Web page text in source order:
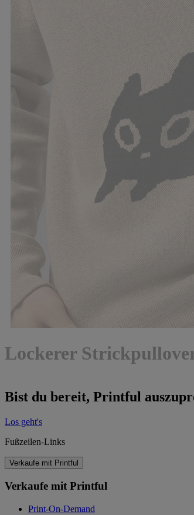
Lockerer
Bist du bereit, Printful
Los geht's
Fußzeilen-Links
Verkaufe mit Printful
Verkaufe mit Printful
Print-On-Demand